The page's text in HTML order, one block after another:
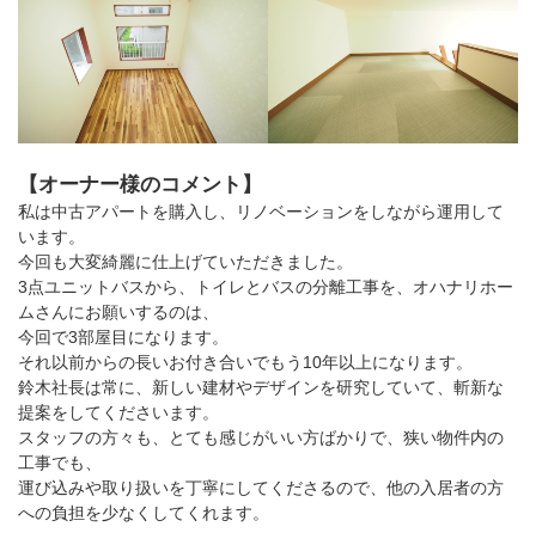
【オーナー様のコメント】
私は中古アパートを購入し、リノベーションをしながら運用して
います。
今回も大変綺麗に仕上げていただきました。
3点ユニットバスから、トイレとバスの分離工事を、オハナリホー
ムさんにお願いするのは、
今回で3部屋目になります。
それ以前からの長いお付き合いでもう10年以上になります。
鈴木社長は常に、新しい建材やデザインを研究していて、斬新な
提案をしてくださいます。
スタッフの方々も、とても感じがいい方ばかりで、狭い物件内の
工事でも、
運び込みや取り扱いを丁寧にしてくださるので、他の入居者の方
への負担を少なくしてくれます。